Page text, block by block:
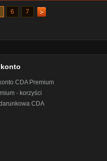
6 7
CDA Premium
- korzyści
CDA